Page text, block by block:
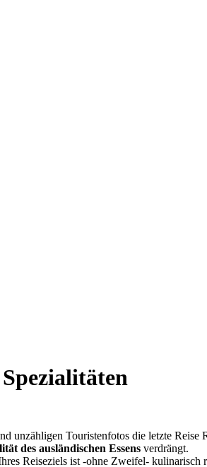
unzähligen Touristenfotos die letzte
des ausländischen Essens verdrängt.
Reiseziels ist -ohne Zweifel-